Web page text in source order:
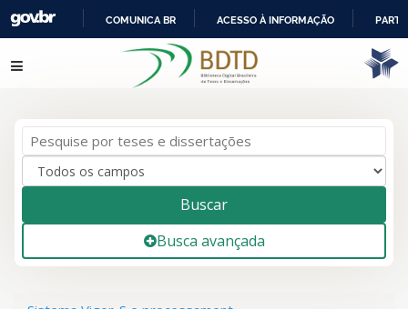
IR
PARA
COMUNICA BR ACESSO À INFORMAÇÃO
Pular para o conteúdo
Buscar
Busca avançada